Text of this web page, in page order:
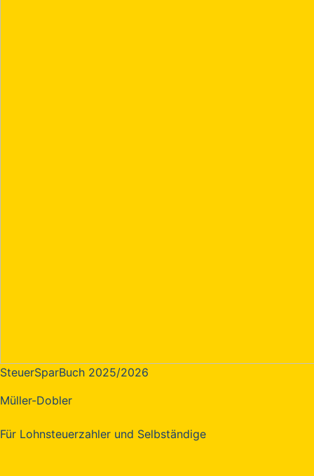
SteuerSparBuch 2025/2026
Müller-Dobler
Für Lohnsteuerzahler und Selbständige